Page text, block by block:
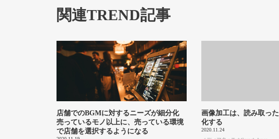
関連TREND記事
店舗でのBGMに対するニーズが細分化
売っているモノ以上に、売っている環境
で店舗を選択するようになる
画像加工は、読み取っ
化する
2020.11.24